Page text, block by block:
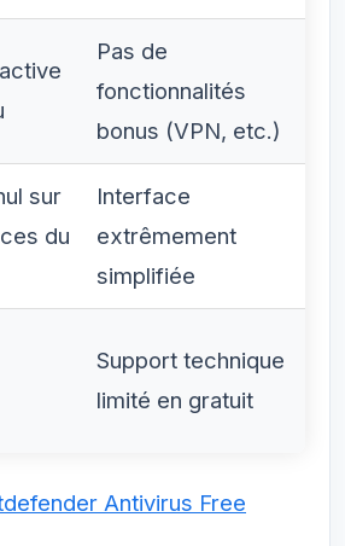
Pas de
fonctionnalités
bonus (VPN, etc.)
sur
du
Interface
extrêmement
simplifiée
Support technique
limité en gratuit
Antivirus Free